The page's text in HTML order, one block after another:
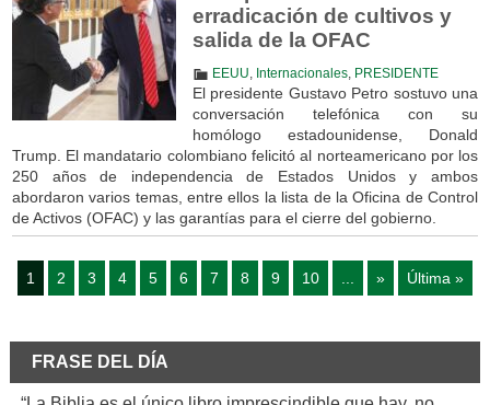
erradicación de cultivos y
salida de la OFAC
EEUU Internacionales, PRESIDENTE
El presidente Gustavo Petro sostuvo una
conversación telefónica con su
homólogo estadounidense, Donald
Trump. El mandatario colombiano felicitó al norteamericano por los
250 años de independencia de Estados Unidos y ambos
abordaron varios temas, entre ellos la lista de la Oficina de Control
de Activos (OFAC) y las garantías para el cierre del gobierno.
1 2 3 4 5 6 7 8 9 10 » Última »
FRASE DEL DÍA